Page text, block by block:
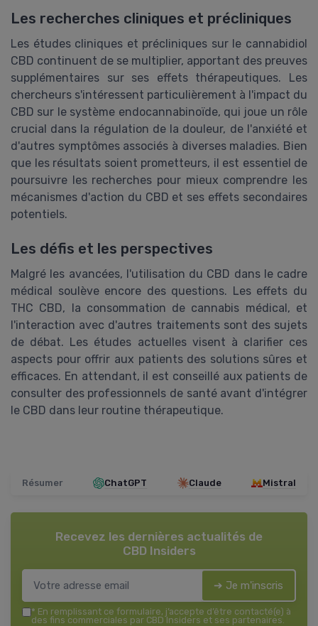
Les recherches cliniques et précliniques
Les études cliniques et précliniques sur le cannabidiol
CBD continuent de se multiplier, apportant des preuves
supplémentaires sur ses effets thérapeutiques. Les
chercheurs s'intéressent particulièrement à l'impact du
CBD sur le système endocannabinoïde, qui joue un rôle
crucial dans la régulation de la douleur, de l'anxiété et
d'autres symptômes associés à diverses maladies. Bien
que les résultats soient prometteurs, il est essentiel de
poursuivre les recherches pour mieux comprendre les
mécanismes d'action du CBD et ses effets secondaires
potentiels.
Les défis et les perspectives
Malgré les avancées, l'utilisation du CBD dans le cadre
médical soulève encore des questions. Les effets du
THC CBD, la consommation de cannabis médical, et
l'interaction avec d'autres traitements sont des sujets
de débat. Les études actuelles visent à clarifier ces
aspects pour offrir aux patients des solutions sûres et
efficaces. En attendant, il est conseillé aux patients de
consulter des professionnels de santé avant d'intégrer
le CBD dans leur routine thérapeutique.
Résumer ChatGPT Claude Mistral
Recevez les dernières actualités de
CBD Insiders
➔ Je m'inscris
* En remplissant ce formulaire, j’accepte d’être contacté(e) à
des fins commerciales par CBD Insiders et ses partenaires.